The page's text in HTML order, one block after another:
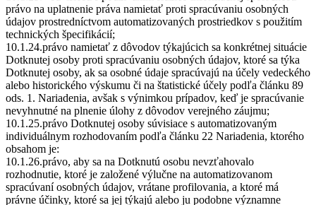
právo na uplatnenie práva namietať proti spracúvaniu osobných
údajov prostredníctvom automatizovaných prostriedkov s použitím
technických špecifikácií;
10.1.24.právo namietať z dôvodov týkajúcich sa konkrétnej situácie
Dotknutej osoby proti spracúvaniu osobných údajov, ktoré sa týka
Dotknutej osoby, ak sa osobné údaje spracúvajú na účely vedeckého
alebo historického výskumu či na štatistické účely podľa článku 89
ods. 1. Nariadenia, avšak s výnimkou prípadov, keď je spracúvanie
nevyhnutné na plnenie úlohy z dôvodov verejného záujmu;
10.1.25.právo Dotknutej osoby súvisiace s automatizovaným
individuálnym rozhodovaním podľa článku 22 Nariadenia, ktorého
obsahom je:
10.1.26.právo, aby sa na Dotknutú osobu nevzťahovalo
rozhodnutie, ktoré je založené výlučne na automatizovanom
spracúvaní osobných údajov, vrátane profilovania, a ktoré má
právne účinky, ktoré sa jej týkajú alebo ju podobne významne